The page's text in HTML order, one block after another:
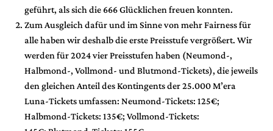
geführt, als sich die 666 Glücklichen freuen konnten.
Zum Ausgleich dafür und im Sinne von mehr Fairness für
alle haben wir deshalb die erste Preisstufe vergrößert. Wir
werden für 2024 vier Preisstufen haben (Neumond-,
Halbmond-, Vollmond- und Blutmond-Tickets), die jeweils
den gleichen Anteil des Kontingents der 25.000 M’era
Luna-Tickets umfassen: Neumond-Tickets: 125€;
Halbmond-Tickets: 135€; Vollmond-Tickets: